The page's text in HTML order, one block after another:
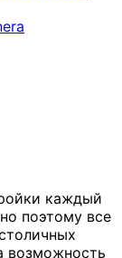
каждый
поэтому все
возможность